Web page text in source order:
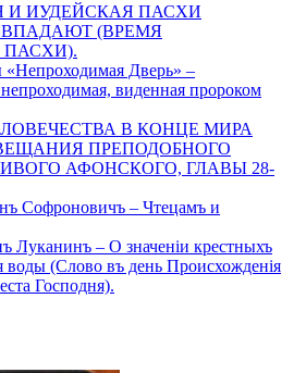
И ИУДЕЙСКАЯ ПАСХИ
(ВРЕМЯ
ПАСХИ).
Дверь» –
виденная пророком
В КОНЦЕ МИРА
ПРЕПОДОБНОГО
АФОНСКОГО, ГЛАВЫ 28-
Софроновичъ – Чтецамъ и
Луканинъ – О значеніи крестныхъ
воды (Слово въ день Происхожденія
Господня).